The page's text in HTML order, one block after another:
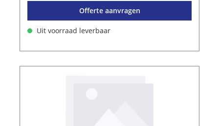
Offerte aanvragen
Uit voorraad leverbaar